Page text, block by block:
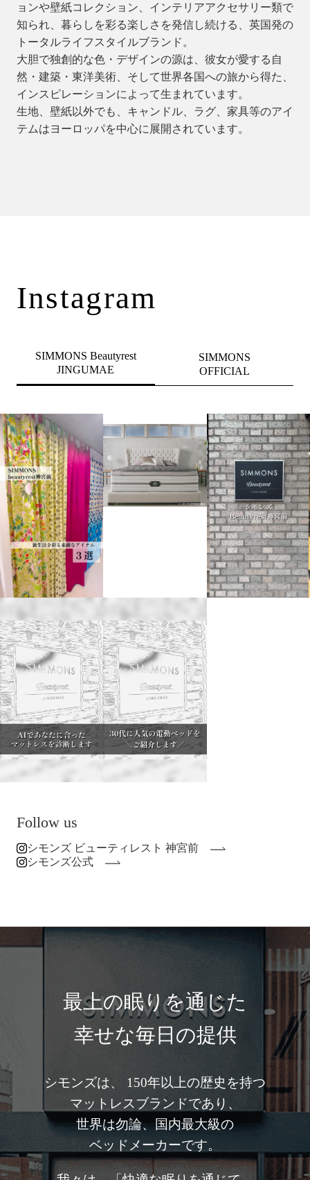
ョンや壁紙コレクション、インテリアアクセサリー類で
知られ、暮らしを彩る楽しさを発信し続ける、英国発の
トータルライフスタイルブランド。
大胆で独創的な色・デザインの源は、彼女が愛する自
然・建築・東洋美術、そして世界各国への旅から得た、
インスピレーションによって生まれています。
生地、壁紙以外でも、キャンドル、ラグ、家具等のアイ
テムはヨーロッパを中心に展開されています。
Instagram
SIMMONS Beautyrest
JINGUMAE
SIMMONS
OFFICIAL
Follow us
シモンズ ビューティレスト 神宮前
シモンズ公式
最上の眠りを通じた
幸せな毎日の提供
シモンズは、 150年以上の歴史を持つ
マットレスブランドであり、
世界は勿論、国内最大級の
ベッドメーカーです。